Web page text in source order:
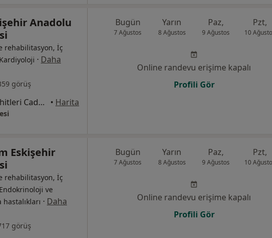
Anadolu
rehabilitasyon, İç
· Daha
görüş
Akarbaşı Mahallesi Kıbrıs Şehitleri Caddesi No: 55, Odunpazarı • Harita
Bugün
7 Ağustos
Yarın
8 Ağustos
Paz,
9 Ağustos
Pzt,
10
Online randevu erişime kapalı
Profili Gör
Eskişehir
rehabilitasyon, İç
ve
· Daha
görüş
Bugün
7 Ağustos
Yarın
8 Ağustos
Paz,
9 Ağustos
Pzt,
10
Online randevu erişime kapalı
Profili Gör